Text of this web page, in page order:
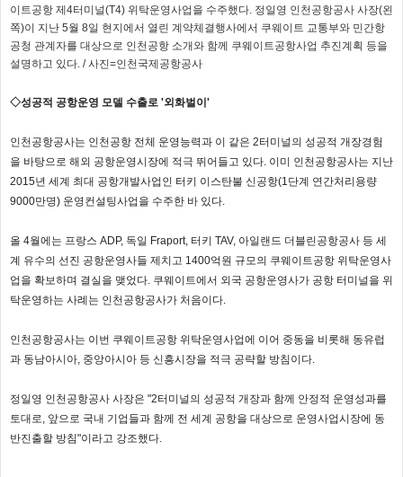
이트공항 제4터미널(T4) 위탁운영사업을 수주했다. 정일영 인천공항공사 사장(왼
쪽)이 지난 5월 8일 현지에서 열린 계약체결행사에서 쿠웨이트 교통부와 민간항
공청 관계자를 대상으로 인천공항 소개와 함께 쿠웨이트공항사업 추진계획 등을
설명하고 있다. / 사진=인천국제공항공사
◇성공적 공항운영 모델 수출로 '외화벌이'
인천공항공사는 인천공항 전체 운영능력과 이 같은 2터미널의 성공적 개장경험
을 바탕으로 해외 공항운영시장에 적극 뛰어들고 있다. 이미 인천공항공사는 지난
2015년 세계 최대 공항개발사업인 터키 이스탄불 신공항(1단계 연간처리용량
9000만명) 운영컨설팅사업을 수주한 바 있다.
올 4월에는 프랑스 ADP, 독일 Fraport, 터키 TAV, 아일랜드 더블린공항공사 등 세
계 유수의 선진 공항운영사들 제치고 1400억원 규모의 쿠웨이트공항 위탁운영사
업을 확보하며 결실을 맺었다. 쿠웨이트에서 외국 공항운영사가 공항 터미널을 위
탁운영하는 사례는 인천공항공사가 처음이다.
인천공항공사는 이번 쿠웨이트공항 위탁운영사업에 이어 중동을 비롯해 동유럽
과 동남아시아, 중앙아시아 등 신흥시장을 적극 공략할 방침이다.
정일영 인천공항공사 사장은 "2터미널의 성공적 개장과 함께 안정적 운영성과를
토대로, 앞으로 국내 기업들과 함께 전 세계 공항을 대상으로 운영사업시장에 동
반진출할 방침"이라고 강조했다.